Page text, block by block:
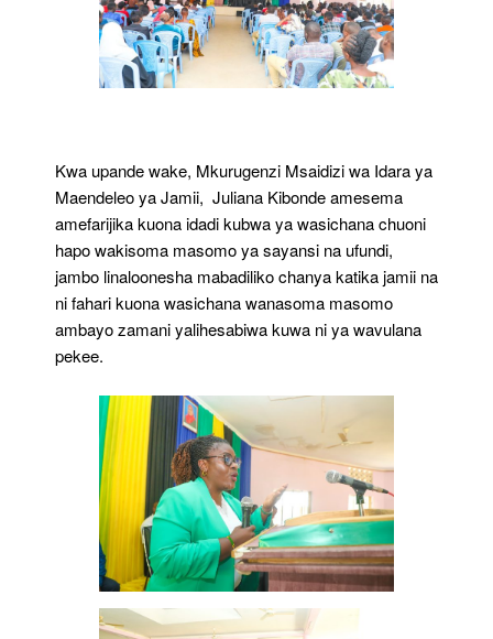
Kwa upande wake, Mkurugenzi Msaidizi wa Idara ya
Maendeleo ya Jamii, Juliana Kibonde amesema
amefarijika kuona idadi kubwa ya wasichana chuoni
hapo wakisoma masomo ya sayansi na ufundi,
jambo linaloonesha mabadiliko chanya katika jamii na
ni fahari kuona wasichana wanasoma masomo
ambayo zamani yalihesabiwa kuwa ni ya wavulana
pekee.